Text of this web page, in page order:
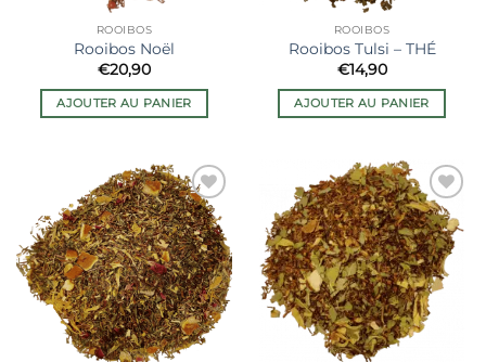
ROOIBOS
Rooibos Noël
€20,90
AJOUTER AU PANIER
ROOIBOS
Rooibos Tulsi – THÉ
€14,90
AJOUTER AU PANIER
Ajouter
à la liste
de
souhaits
Ajouter
à la liste
de
souhaits